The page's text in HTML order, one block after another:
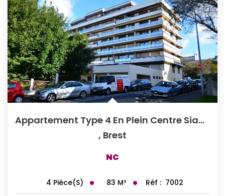
Appartement Type 4 En Plein Centre Siam Garage Et Ascenseur
, Brest
NC
4 Pièce(s) 83 M² Réf : 7002